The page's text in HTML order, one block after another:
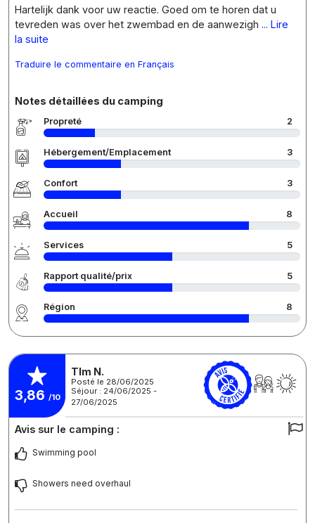
Hartelijk dank voor uw reactie. Goed om te horen dat u
tevreden was over het zwembad en de aanwezigh ... Lire
la suite
Traduire le commentaire en Français
Notes détaillées du camping
Propreté 2
Hébergement/Emplacement 3
Confort 3
Accueil 8
Services 5
Rapport qualité/prix 5
Région 8
3,86 /10
Tlm N.
Posté le 28/06/2025
Séjour : 24/06/2025 -
27/06/2025
Avis sur le camping :
Swimming pool
Showers need overhaul